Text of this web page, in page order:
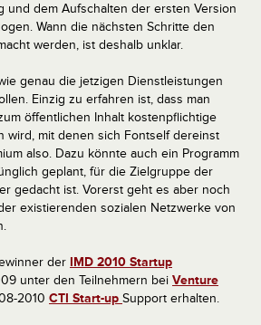
und dem Aufschalten der ersten Version
Wann die nächsten Schritte den
werden, ist deshalb unklar.
genau die jetzigen Dienstleistungen
Einzig zu erfahren ist, dass man
öffentlichen Inhalt kostenpflichtige
wird, mit denen sich Fontself dereinst
also. Dazu könnte auch ein Programm
geplant, für die Zielgruppe der
gedacht ist. Vorerst geht es aber noch
existierenden sozialen Netzwerke von
der IMD 2010 Startup
unter den Teilnehmern bei Venture
2010 CTI Start-up Support erhalten.